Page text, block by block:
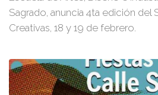
Sagrado, anuncia 4ta edición del
Creativas, 18 y 19 de febrero.